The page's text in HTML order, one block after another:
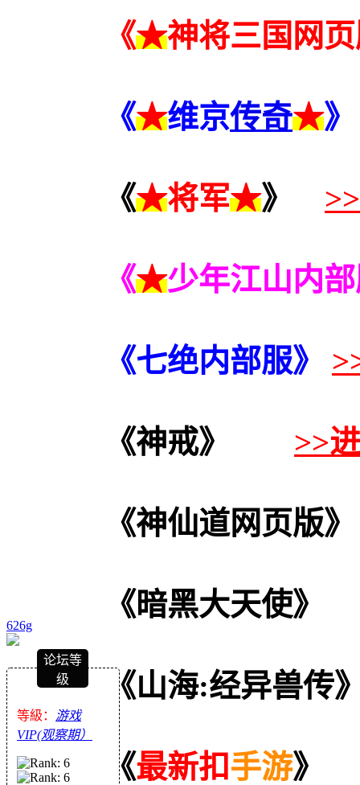
626g
论坛等
级
等級： 游戏
VIP(观察期）
《★神将三国网
《★维京传奇★》
《★将军★》
《★少年江山内
《七绝内部服》
《神戒》 >>
《神仙道网页版》
《暗黑大天使》
《山海:经异兽传
《最新扣 手游》